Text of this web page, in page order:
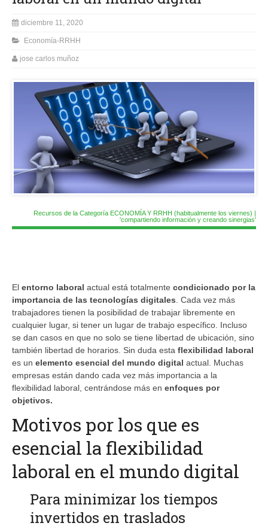
diciembre 11, 2020
Economía-RRHH
jose carlos muñoz
Recursos de la Categoría ECONOMÍA Y RRHH (habitualmente los viernes) |
'compartiendo información y creando sinergias'
El entorno laboral actual está totalmente condicionado por la
importancia de las tecnologías digitales . Cada vez más
trabajadores tienen la posibilidad de trabajar libremente en
cualquier lugar, si tener un lugar de trabajo específico. Incluso
se dan casos en que no solo se tiene libertad de ubicación, sino
también libertad de horarios. Sin duda esta flexibilidad laboral
es un elemento esencial del mundo digital actual. Muchas
empresas están dando cada vez más importancia a la
flexibilidad laboral, centrándose más en enfoques por
objetivos.
Motivos por los que es
esencial la flexibilidad
laboral en el mundo digital
Para minimizar los tiempos
invertidos en traslados